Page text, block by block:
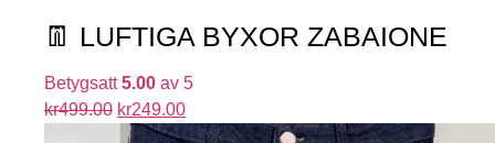
👖 LUFTIGA BYXOR ZABAIONE
Betygsatt5.00 av 5
kr499.00 kr249.00